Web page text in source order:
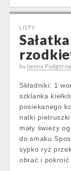
LISTY
by Iwona Podgórna
Składniki: 1
szklanka
posiekanego
natki
mały świeży
do smaku
sypko ryż
obrać i pokroić